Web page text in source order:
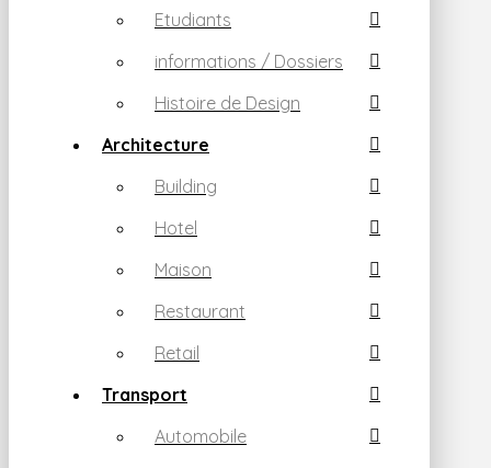
Etudiants
informations / Dossiers
Histoire de Design
Architecture
Building
Hotel
Maison
Restaurant
Retail
Transport
Automobile